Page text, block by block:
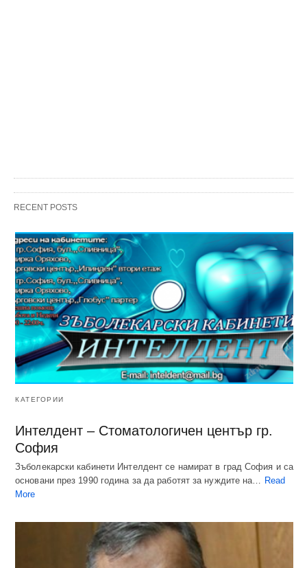
RECENT POSTS
КАТЕГОРИИ
Интелдент – Стоматологичен център гр.
София
Зъболекарски кабинети Интелдент се намират в град София и са
основани през 1990 година за да работят за нуждите на… Read
More